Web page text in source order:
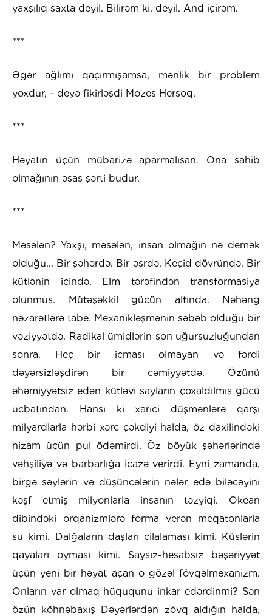
yaxşılıq saxta deyil. Bilirəm ki, deyil. And içirəm.
***
Əgər ağlımı qaçırmışamsa, mənlik bir problem
yoxdur, - deyə fikirləşdi Mozes Hersoq.
***
Həyatın üçün mübarizə aparmalısan. Ona sahib
olmağının əsas şərti budur.
***
Məsələn? Yaxşı, məsələn, insan olmağın nə demək
olduğu... Bir şəhərdə. Bir əsrdə. Keçid dövründə. Bir
kütlənin içində. Elm tərəfindən transformasiya
olunmuş. Mütəşəkkil gücün altında. Nəhəng
nəzarətlərə tabe. Mexanikləşmənin səbəb olduğu bir
vəziyyətdə. Radikal ümidlərin son uğursuzluğundan
sonra. Heç bir icması olmayan və fərdi
dəyərsizləşdirən bir cəmiyyətdə. Özünü
əhəmiyyətsiz edən kütləvi sayların çoxaldılmış gücü
ucbatından. Hansı ki xarici düşmənlərə qarşı
milyardlarla hərbi xərc çəkdiyi halda, öz daxilindəki
nizam üçün pul ödəmirdi. Öz böyük şəhərlərində
vəhşiliyə və barbarlığa icazə verirdi. Eyni zamanda,
birgə səylərin və düşüncələrin nələr edə biləcəyini
kəşf etmiş milyonlarla insanın təzyiqi. Okean
dibindəki orqanizmlərə forma verən meqatonlarla
su kimi. Dalğaların daşları cilalaması kimi. Küslərin
qayaları oyması kimi. Saysız-hesabsız bəşəriyyət
üçün yeni bir həyat açan o gözəl fövqəlmexanizm.
Onların var olmaq hüququnu inkar edərdinmi? Sən
özün köhnəbaxış Dəyərlərdən zövq aldığın halda,